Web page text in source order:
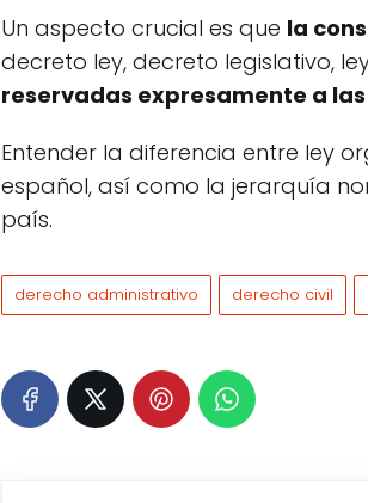
Un aspecto crucial es que la
decreto ley, decreto legislativo,
reservadas expresamente a
Entender la diferencia entre ley
español, así como la jerarquía
país.
derecho administrativo derecho civil